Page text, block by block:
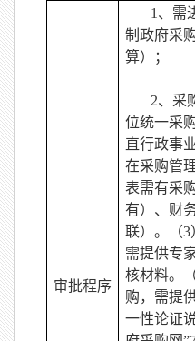
审批程序
1 、需
制政府采
算）；
2、采
位统一采
直行政事
在采购管
表需有采
有）、财
联）。（3
需提供专
核材料。
购，需提
一性论证